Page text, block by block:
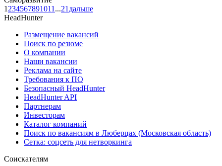
1 234567891011 ...21 дальше
HeadHunter
Размещение вакансий
Поиск по резюме
О компании
Наши вакансии
Реклама на сайте
Требования к ПО
Безопасный HeadHunter
HeadHunter API
Партнерам
Инвесторам
Каталог компаний
Поиск по вакансиям в Люберцах (Московская область)
Сетка: соцсеть для нетворкинга
Соискателям